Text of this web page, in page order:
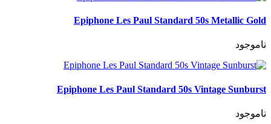
Epiphone Les Paul Standard 50s Metallic Gold
ناموجود
Epiphone Les Paul Standard 50s Vintage Sunburst
ناموجود